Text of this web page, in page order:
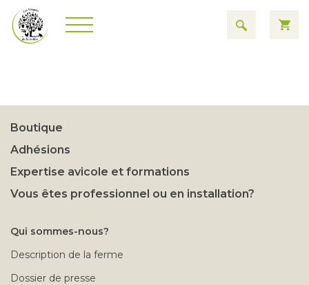
Boutique
Adhésions
Expertise avicole et formations
Vous êtes professionnel ou en installation?
Qui sommes-nous?
Description de la ferme
Dossier de presse